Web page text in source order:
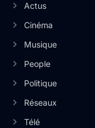
Actus
Cinéma
Musique
People
Politique
Réseaux
Télé